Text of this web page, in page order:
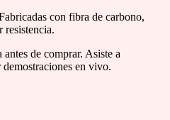
con fibra de carbono,
resistencia.
de comprar. Asiste a
en vivo.